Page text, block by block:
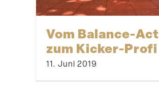
Vom Balance-Act
zum Kicker-Profi
11. Juni 2019